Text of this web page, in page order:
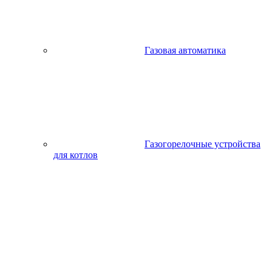
Газовая автоматика
Газогорелочные устройства
для котлов